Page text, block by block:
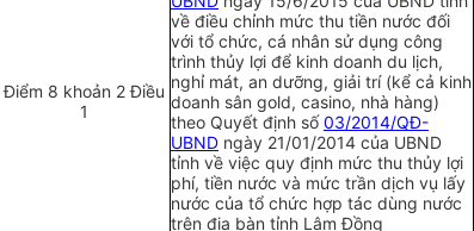
Điểm 8 khoản 2 Điều
1
về điều chỉnh mức thu tiền nước đối
với tổ chức, cá nhân sử dụng công
trình thủy lợi để kinh doanh du lịch,
nghỉ mát, an dưỡng, giải trí (kể cả kinh
doanh sân gold, casino, nhà hàng)
theo Quyết định số03/2014/QĐ-
UBND ngày 21/01/2014 của UBND
tỉnh về việc quy định mức thu thủy lợi
phí, tiền nước và mức trần dịch vụ lấy
nước của tổ chức hợp tác dùng nước
trên địa bàn tỉnh Lâm Đồng